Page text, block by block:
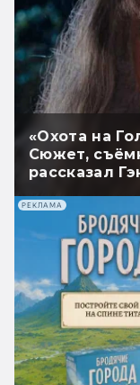
«Охота на
Сюжет,
рассказал
РЕКЛАМА